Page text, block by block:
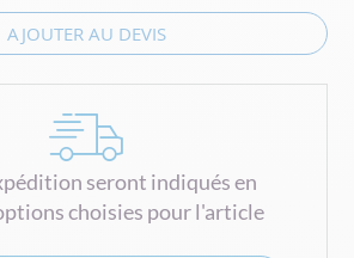
AJOUTER AU DEVIS
seront indiqués en
choisies pour l'article